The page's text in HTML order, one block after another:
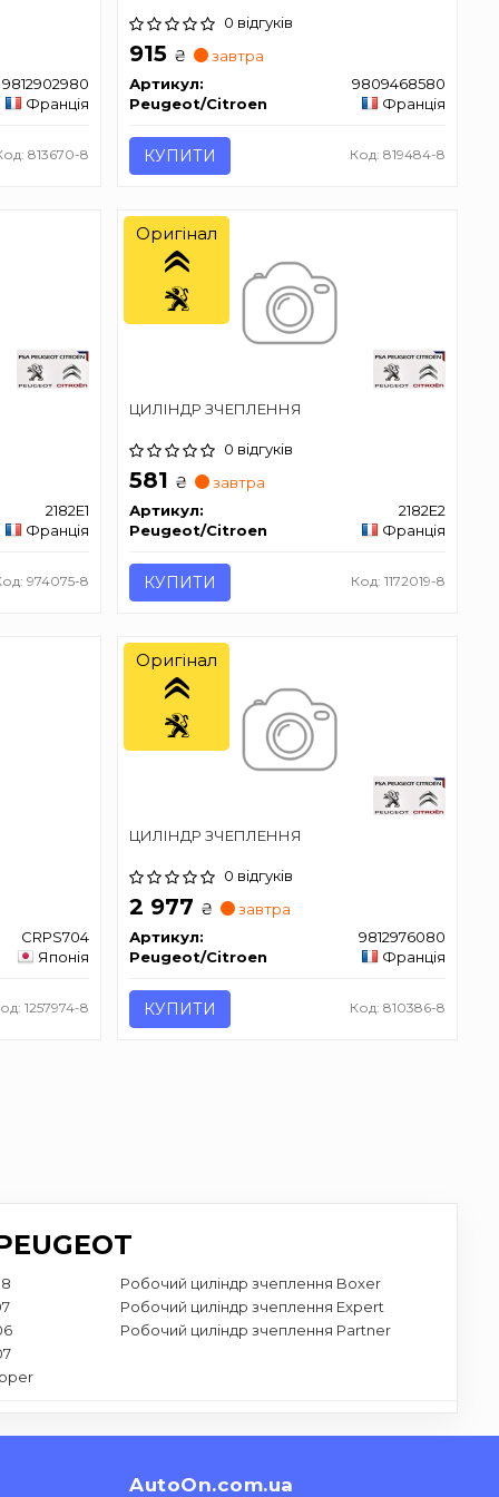
9812902980
Франція
813670-8
0 відгуків
915 ₴
завтра
Артикул:
9809468580
Peugeot/Citroen
Франція
КУПИТИ Код: 819484-8
2182E1
Франція
974075-8
ЦИЛІНДР ЗЧЕПЛЕННЯ
0 відгуків
581 ₴
завтра
Артикул:
2182E2
Peugeot/Citroen
Франція
КУПИТИ Код: 1172019-8
Оригінал
CRPS704
Японія
1257974-8
ЦИЛІНДР ЗЧЕПЛЕННЯ
0 відгуків
2 977 ₴
завтра
Артикул:
9812976080
Peugeot/Citroen
Франція
КУПИТИ Код: 810386-8
Оригінал
Робочий циліндр зчеплення Boxer
Робочий циліндр зчеплення Expert
Робочий циліндр зчеплення Partner
AutoOn.com.ua